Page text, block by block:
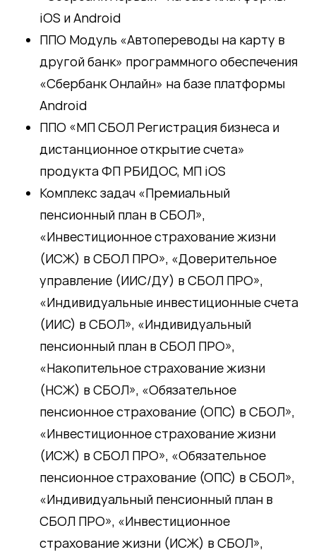
iOS и Android
ППО Модуль «Автопереводы на карту в
другой банк» программного обеспечения
«Сбербанк Онлайн» на базе платформы
Android
ППО «МП СБОЛ Регистрация бизнеса и
дистанционное открытие счета»
продукта ФП РБИДОС, МП iOS
Комплекс задач «Премиальный
пенсионный план в СБОЛ»,
«Инвестиционное страхование жизни
(ИСЖ) в СБОЛ ПРО», «Доверительное
управление (ИИС/ДУ) в СБОЛ ПРО»,
«Индивидуальные инвестиционные счета
(ИИС) в СБОЛ», «Индивидуальный
пенсионный план в СБОЛ ПРО»,
«Накопительное страхование жизни
(НСЖ) в СБОЛ», «Обязательное
пенсионное страхование (ОПС) в СБОЛ»,
«Инвестиционное страхование жизни
(ИСЖ) в СБОЛ ПРО», «Обязательное
пенсионное страхование (ОПС) в СБОЛ»,
«Индивидуальный пенсионный план в
СБОЛ ПРО», «Инвестиционное
страхование жизни (ИСЖ) в СБОЛ»,